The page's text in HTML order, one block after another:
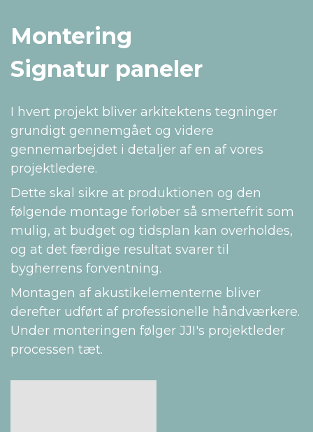
Montering
Signatur paneler
I hvert projekt bliver arkitektens tegninger
grundigt gennemgået og videre
gennemarbejdet i detaljer af en af vores
projektledere.
Dette skal sikre at produktionen og den
følgende montage forløber så smertefrit som
mulig, at budget og tidsplan kan overholdes,
og at det færdige resultat svarer til
bygherrens forventning.
Montagen af akustikelementerne bliver
derefter udført af professionelle håndværkere.
Under monteringen følger JJI's projektleder
processen tæt.